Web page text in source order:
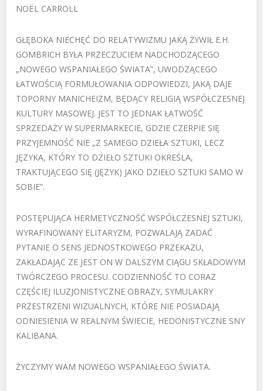
NOËL CARROLL
GŁĘBOKA NIECHĘĆ DO RELATYWIZMU JAKĄ ŻYWIŁ E.H.
GOMBRICH BYŁA PRZECZUCIEM NADCHODZĄCEGO
„NOWEGO WSPANIAŁEGO ŚWIATA”, UWODZĄCEGO
ŁATWOŚCIĄ FORMUŁOWANIA ODPOWIEDZI, JAKĄ DAJE
TOPORNY MANICHEIZM, BĘDĄCY RELIGIĄ WSPÓŁCZESNEJ
KULTURY MASOWEJ. JEST TO JEDNAK ŁATWOŚĆ
SPRZEDAŻY W SUPERMARKECIE, GDZIE CZERPIE SIĘ
PRZYJEMNOŚĆ NIE „Z SAMEGO DZIEŁA SZTUKI, LECZ
JĘZYKA, KTÓRY TO DZIEŁO SZTUKI OKREŚLA,
TRAKTUJĄCEGO SIĘ (JĘZYK) JAKO DZIEŁO SZTUKI SAMO W
SOBIE”.
POSTĘPUJĄCA HERMETYCZNOŚĆ WSPÓŁCZESNEJ SZTUKI,
WYRAFINOWANY ELITARYZM, POZWALAJĄ ZADAĆ
PYTANIE O SENS JEDNOSTKOWEGO PRZEKAZU,
ZAKŁADAJĄC ZE JEST ON W DALSZYM CIĄGU SKŁADOWYM
TWÓRCZEGO PROCESU. CODZIENNOŚĆ TO CORAZ
CZĘŚCIEJ ILUZJONISTYCZNE OBRAZY, SYMULAKRY
PRZESTRZENI WIZUALNYCH, KTÓRE NIE POSIADAJĄ
ODNIESIENIA W REALNYM ŚWIECIE, HEDONISTYCZNE SNY
KALIBANA.
ŻYCZYMY WAM NOWEGO WSPANIAŁEGO ŚWIATA.